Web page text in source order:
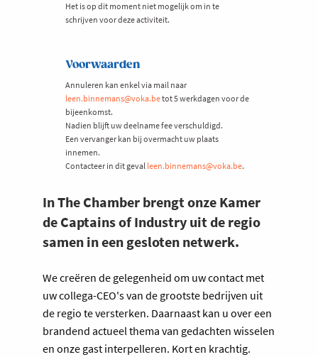
In The Chamber brengt onze Kamer
de Captains of Industry uit de regio
samen in een gesloten netwerk.
We creëren de gelegenheid om uw contact met
uw collega-CEO's van de grootste bedrijven uit
de regio te versterken. Daarnaast kan u over een
brandend actueel thema van gedachten wisselen
en onze gast interpelleren. Kort en krachtig.
Het is op dit moment niet mogelijk om in te
schrijven voor deze activiteit.
Voorwaarden
Annuleren kan enkel via mail naar
leen.binnemans@voka.betot 5 werkdagen voor de
bijeenkomst.
Nadien blijft uw deelname fee verschuldigd.
Een vervanger kan bij overmacht uw plaats
innemen.
Contacteer in dit geval leen.binnemans@voka.be.